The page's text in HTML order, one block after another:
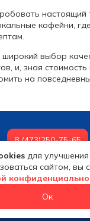
настоящий
кофейни,
выбор
и, зная
на
8 (473)250-75-65
© 2026 Alextour
для
сайтом, вы
Ок